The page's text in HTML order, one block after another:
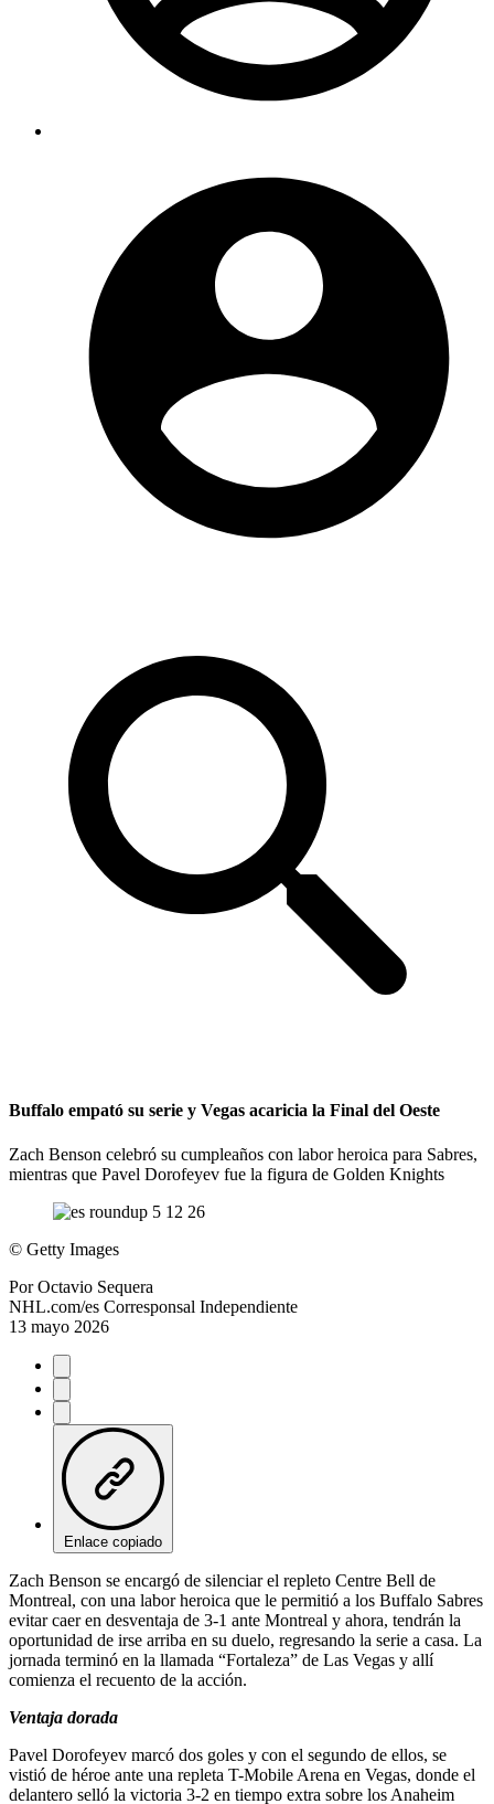
Buffalo empató su serie y Vegas acaricia la Final del Oeste
Zach Benson celebró su cumpleaños con labor heroica para Sabres,
mientras que Pavel Dorofeyev fue la figura de Golden Knights
© Getty Images
Por Octavio Sequera
NHL.com/es Corresponsal Independiente
13 mayo 2026
Enlace copiado
Zach Benson se encargó de silenciar el repleto Centre Bell de
Montreal, con una labor heroica que le permitió a los Buffalo Sabres
evitar caer en desventaja de 3-1 ante Montreal y ahora, tendrán la
oportunidad de irse arriba en su duelo, regresando la serie a casa. La
jornada terminó en la llamada “Fortaleza” de Las Vegas y allí
comienza el recuento de la acción.
Ventaja dorada
Pavel Dorofeyev marcó dos goles y con el segundo de ellos, se
vistió de héroe ante una repleta T-Mobile Arena en Vegas, donde el
delantero selló la victoria 3-2 en tiempo extra sobre los Anaheim